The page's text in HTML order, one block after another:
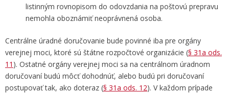
listinným rovnopisom do odovzdania na poštovú prepravu
nemohla oboznámiť neoprávnená osoba.
Centrálne úradné doručovanie bude povinné iba pre orgány
verejnej moci, ktoré sú štátne rozpočtové organizácie (§ 31a ods.
11 ). Ostatné orgány verejnej moci sa na centrálnom úradnom
doručovaní budú môcť dohodnúť, alebo budú pri doručovaní
postupovať tak, ako doteraz (§ 31a ods. 12). V každom prípade